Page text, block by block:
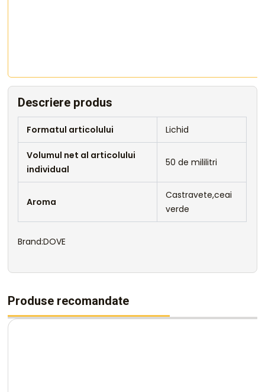
Descriere produs
Formatul articolului Lichid
Volumul net al articolului
individual
50 de mililitri
Aroma
Castravete,ceai
verde
Brand:DOVE
Produse recomandate